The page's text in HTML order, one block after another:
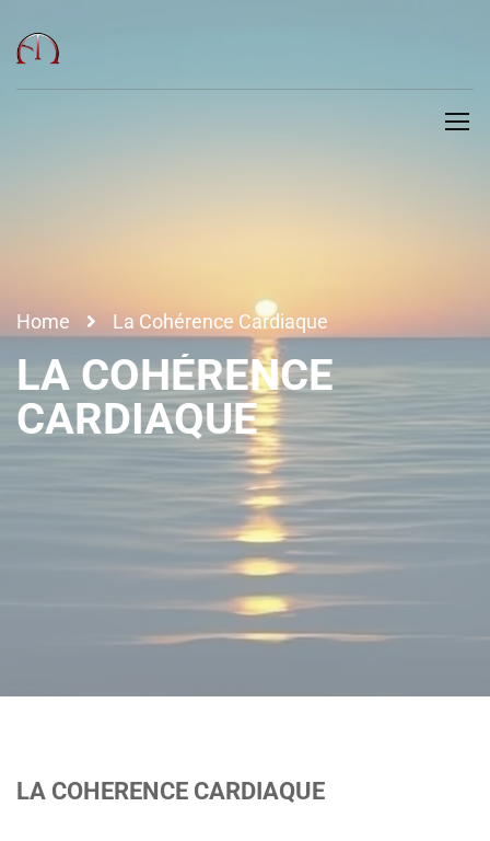
Home La Cohérence Cardiaque
LA COHÉRENCE
CARDIAQUE
LA COHERENCE CARDIAQUE